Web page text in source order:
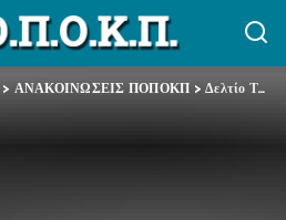
> ΑΝΑΚΟΙΝΩΣΕΙΣ ΠΟΠΟΚΠ >Δελτίο Τύπου ΑΔΕΔΥ – Αυταρχική συμπεριφορά των ελεγκτών ΣΕΕΔΔ στο Υπουργείο Πολιτισμού